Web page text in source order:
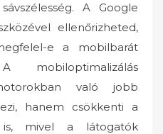
A Google
ellenőrizheted,
e a mobilbarát
mobiloptimalizálás
való jobb
hanem csökkenti a
is, mivel a látogatók